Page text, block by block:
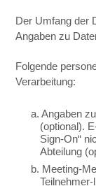
Der Umfang der
Angaben zu
Folgende
Verarbeitung:
a. Angaben
(optional).
Sign-On“
Abteilung
b. Meeting-